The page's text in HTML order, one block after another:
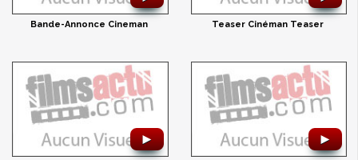
Bande-Annonce Cineman Teaser Cinéman Teaser
► ►